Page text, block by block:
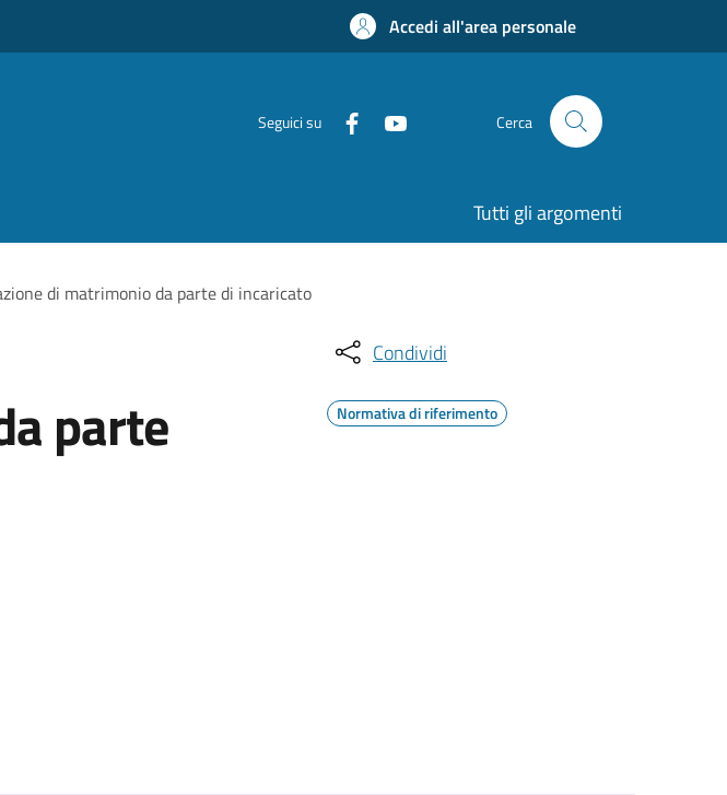
Accedi all'area personale
Seguici su Cerca
Tutti gli argomenti
di matrimonio da parte di incaricato
parte
Condividi
Normativa di riferimento